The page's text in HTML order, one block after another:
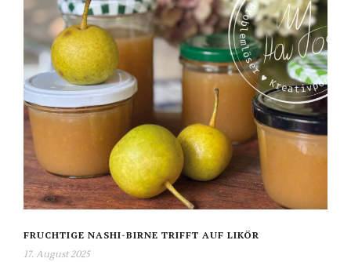
FRUCHTIGE NASHI-BIRNE TRIFFT AUF LIKÖR
17. August 2025